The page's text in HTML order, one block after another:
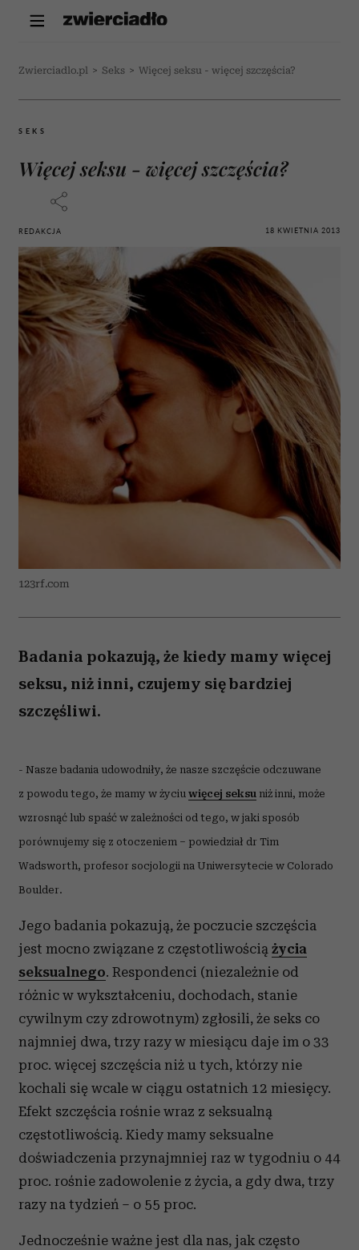
Zwierciadlo.pl > Seks > Więcej seksu - więcej szczęścia?
SEKS
Więcej seksu - więcej szczęścia?
REDAKCJA 18 KWIETNIA 2013
123rf.com
Badania pokazują, że kiedy mamy więcej
seksu, niż inni, czujemy się bardziej
szczęśliwi.
- Nasze badania udowodniły, że nasze szczęście odczuwane
z powodu tego, że mamy w życiu więcej seksu niż inni, może
wzrosnąć lub spaść w zależności od tego, w jaki sposób
porównujemy się z otoczeniem – powiedział dr Tim
Wadsworth, profesor socjologii na Uniwersytecie w Colorado
Boulder.
Jego badania pokazują, że poczucie szczęścia
jest mocno związane z częstotliwością życia
seksualnego. Respondenci (niezależnie od
różnic w wykształceniu, dochodach, stanie
cywilnym czy zdrowotnym) zgłosili, że seks co
najmniej dwa, trzy razy w miesiącu daje im o 33
proc. więcej szczęścia niż u tych, którzy nie
kochali się wcale w ciągu ostatnich 12 miesięcy.
Efekt szczęścia rośnie wraz z seksualną
częstotliwością. Kiedy mamy seksualne
doświadczenia przynajmniej raz w tygodniu o 44
proc. rośnie zadowolenie z życia, a gdy dwa, trzy
razy na tydzień – o 55 proc.
Jednocześnie ważne jest dla nas, jak często